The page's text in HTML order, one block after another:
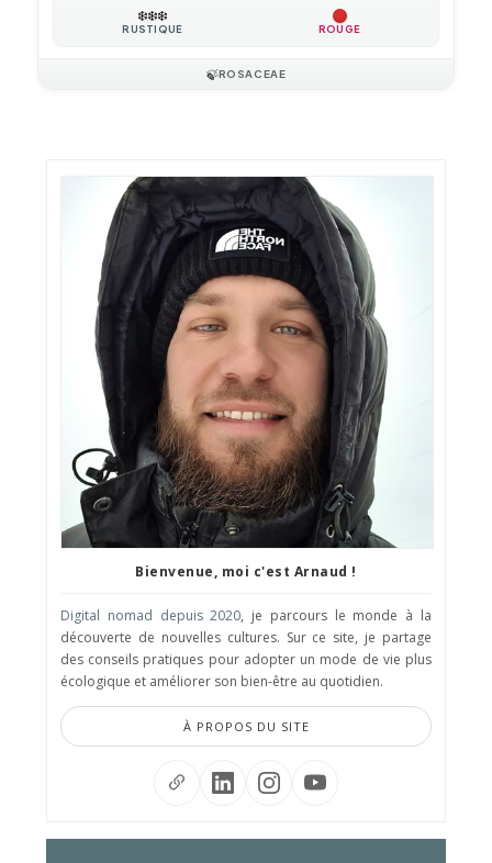
❄️❄️❄️
RUSTIQUE ROUGE
🍃ROSACEAE
Bienvenue, moi c'est Arnaud !
Digital nomad depuis 2020, je parcours le monde à la
découverte de nouvelles cultures. Sur ce site, je partage
des conseils pratiques pour adopter un mode de vie plus
écologique et améliorer son bien-être au quotidien.
À PROPOS DU SITE